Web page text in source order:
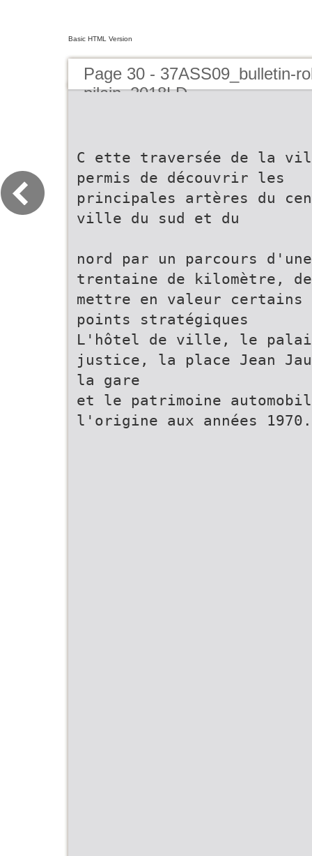
Basic HTML Version
Page 30 - 37ASS09_bulletin-
pilain_2018LD
C ette traversée de la
permis de découvrir les
principales artères du
ville du sud et du
nord par un parcours d'une
trentaine de kilomètre, de
mettre en valeur certains
points stratégiques
L'hôtel de ville, le
justice, la place Jean
la gare
et le patrimoine
l'origine aux années 1970.